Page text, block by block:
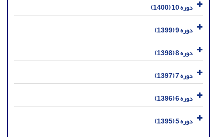
دوره 10 (1400)
دوره 9 (1399)
دوره 8 (1398)
دوره 7 (1397)
دوره 6 (1396)
دوره 5 (1395)